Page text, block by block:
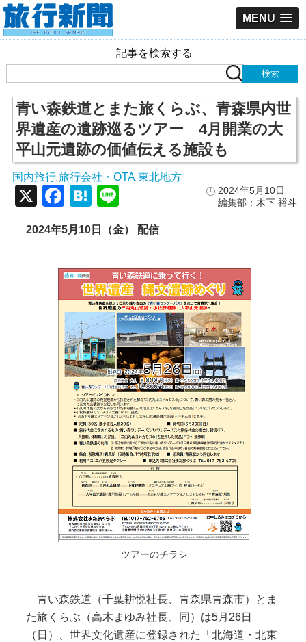
MENU
記事を検索する
青い森鉄道とまた旅くらぶ、青森県内世
界遺産の遺跡巡るツアー 4月開業の大
平山元遺跡の価値伝える施設も
国内旅行 旅行会社・OTA, 東北地方
2024年5月10日
編集部：木下 裕斗
X Facebook
Hatena
2024年5月10日（金） 配信
ツアーのチラシ
青い森鉄道（千葉耕悦社長、青森県青森市）とま
た旅くらぶ（高木まゆみ社長、同）は5月26日
（日）、世界文化遺産に登録された「北海道・北東